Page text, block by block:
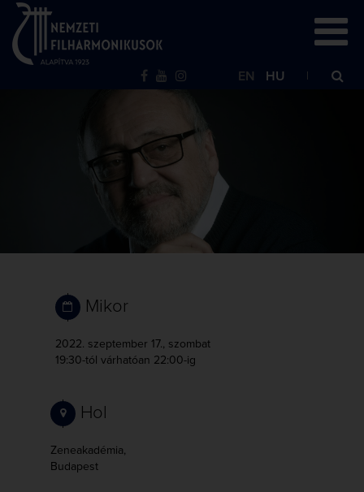
EN HU
Mikor
2022. szeptember 17., szombat
19:30-tól várhatóan 22:00-ig
Hol
Zeneakadémia,
Budapest